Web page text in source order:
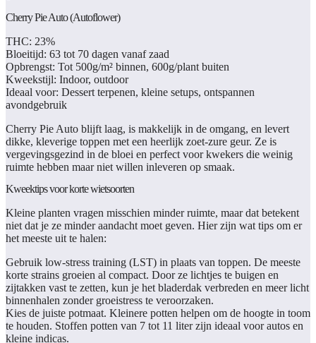
Cherry Pie Auto (Autoflower)
THC: 23%
Bloeitijd: 63 tot 70 dagen vanaf zaad
Opbrengst: Tot 500g/m² binnen, 600g/plant buiten
Kweekstijl: Indoor, outdoor
Ideaal voor: Dessert terpenen, kleine setups, ontspannen
avondgebruik
Cherry Pie Auto blijft laag, is makkelijk in de omgang, en levert
dikke, kleverige toppen met een heerlijk zoet-zure geur. Ze is
vergevingsgezind in de bloei en perfect voor kwekers die weinig
ruimte hebben maar niet willen inleveren op smaak.
Kweektips voor korte wietsoorten
Kleine planten vragen misschien minder ruimte, maar dat betekent
niet dat je ze minder aandacht moet geven. Hier zijn wat tips om er
het meeste uit te halen:
Gebruik low-stress training (LST) in plaats van toppen. De meeste
korte strains groeien al compact. Door ze lichtjes te buigen en
zijtakken vast te zetten, kun je het bladerdak verbreden en meer licht
binnenhalen zonder groeistress te veroorzaken.
Kies de juiste potmaat. Kleinere potten helpen om de hoogte in toom
te houden. Stoffen potten van 7 tot 11 liter zijn ideaal voor autos en
kleine indicas.